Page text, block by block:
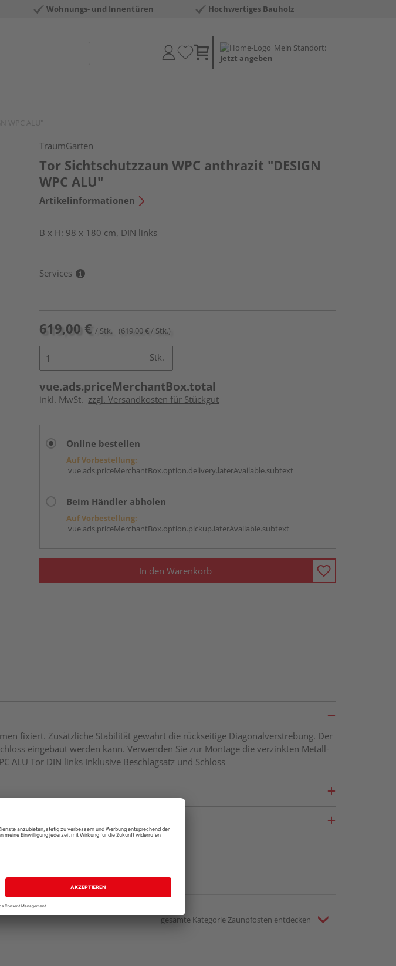
Wohnungs- und Innentüren Hochwertiges Bauholz
Mein Standort:
Jetzt angeben
TraumGarten
Tor Sichtschutzzaun WPC anthrazit "DESIGN
WPC ALU"
Artikelinformationen
B x H: 98 x 180 cm, DIN links
Services
619,00 € / Stk. (619,00 € / Stk.)
Stk.
vue.ads.priceMerchantBox.total
inkl. MwSt. zzgl. Versandkosten für Stückgut
Online bestellen
Auf Vorbestellung:
vue.ads.priceMerchantBox.option.delivery.laterAvailable.subtext
Beim Händler abholen
Auf Vorbestellung:
vue.ads.priceMerchantBox.option.pickup.laterAvailable.subtext
In den Warenkorb
fixiert. Zusätzliche Stabilität gewährt die rückseitige Diagonalverstrebung. Der
eingebaut werden kann. Verwenden Sie zur Montage die verzinkten Metall-
ALU Tor DIN links Inklusive Beschlagsatz und Schloss
gesamte Kategorie Zaunpfosten entdecken